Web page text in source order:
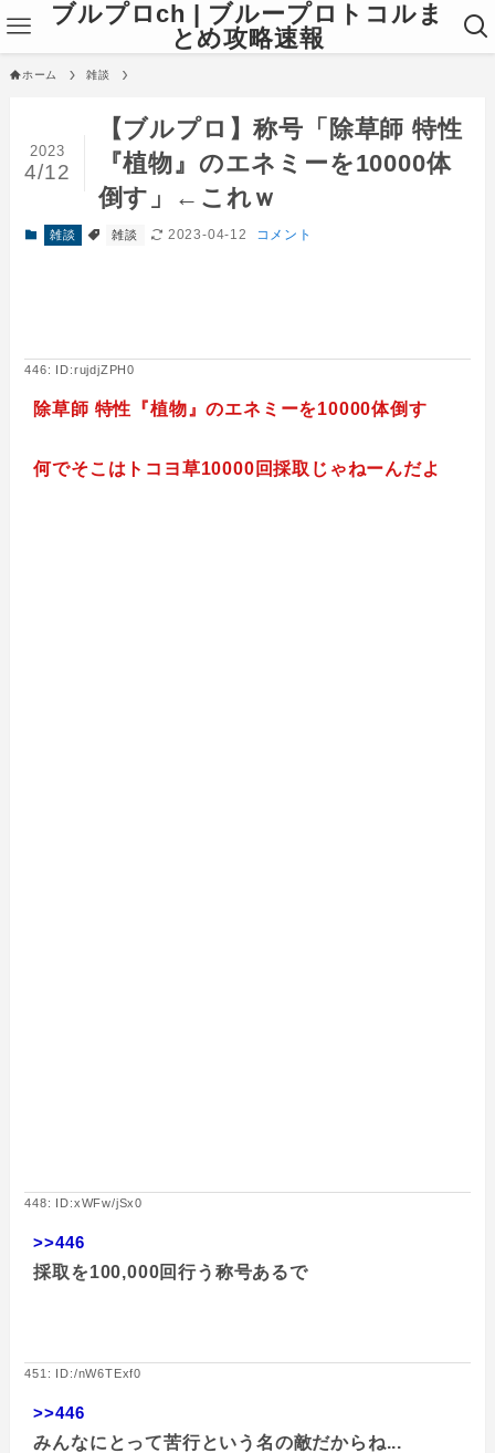
ブルプロch | ブループロトコルま
とめ攻略速報
ホーム 雑談
【ブルプロ】称号「除草師 特性
『植物』のエネミーを10000体
倒す」←これｗ
2023
4/12
雑談 雑談 2023-04-12 コメント
446: ID:rujdjZPH0
除草師 特性『植物』のエネミーを10000体倒す
何でそこはトコヨ草10000回採取じゃねーんだよ
448: ID:xWFw/jSx0
>>446
採取を100,000回行う称号あるで
451: ID:/nW6TExf0
>>446
みんなにとって苦行という名の敵だからね...